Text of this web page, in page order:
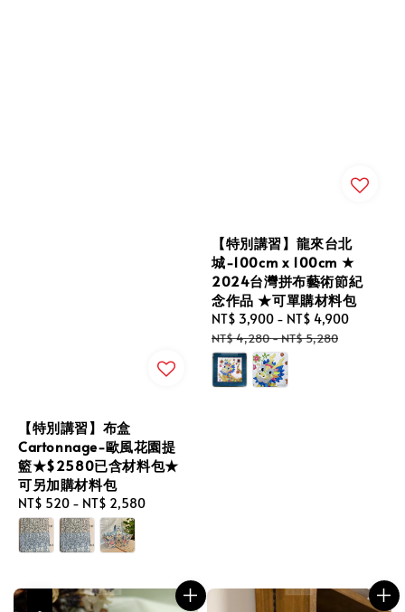
【特別講習】布盒
Cartonnage-歐風花園提
籃★$2580已含材料包★
可另加購材料包
Regular
price
NT$ 520 - NT$ 2,580
【特別講習】龍來台北
城-100cm x 100cm ★
2024台灣拼布藝術節紀
念作品 ★可單購材料包
Sale
price
NT$ 3,900 - NT$ 4,900
NT$ 4,280-NT$ 5,280